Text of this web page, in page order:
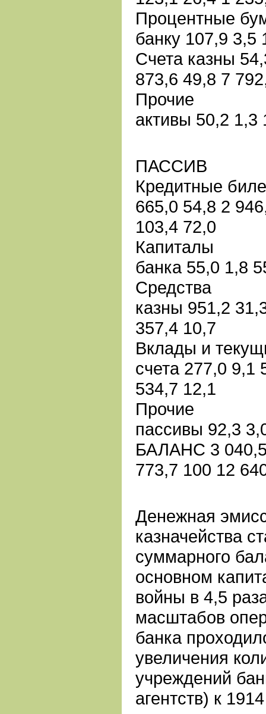
Процентные
банку 107,9 3,5
Счета казны
873,6 49,8 7
Прочие
активы 50,2 1,3
ПАССИВ
Кредитные
665,0 54,8 2
103,4 72,0
Капиталы
банка 55,0 1,8
Средства
казны 951,2
357,4 10,7
Вклады и
счета 277,0 9,1
534,7 12,1
Прочие
пассивы 92,3
БАЛАНС 3
773,7 100 12
Денежная
казначейства
суммарного
основном
войны в 4,5
масштабов
банка
увеличения
учреждений
агентств) к